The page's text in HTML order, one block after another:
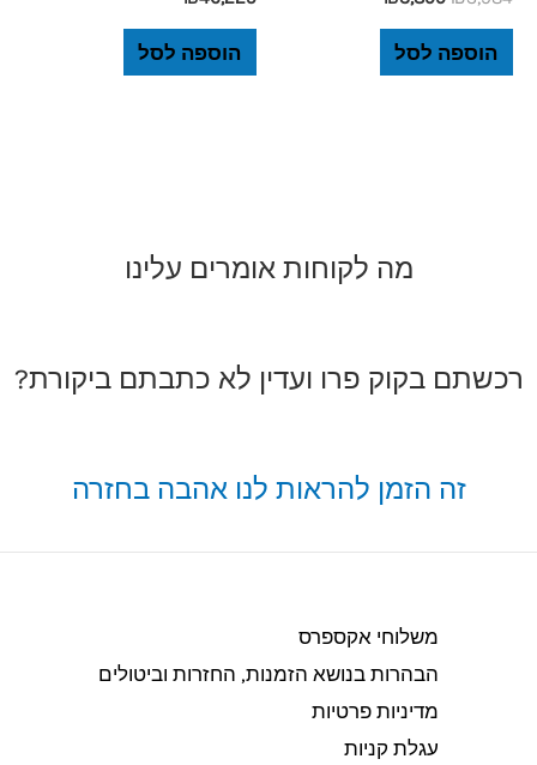
הוספה לסל הוספה לסל
מה לקוחות אומרים עלינו
רכשתם בקוק פרו ועדין לא כתבתם ביקורת?
זה הזמן להראות לנו אהבה בחזרה
משלוחי אקספרס
הבהרות בנושא הזמנות, החזרות וביטולים​
מדיניות פרטיות
עגלת קניות